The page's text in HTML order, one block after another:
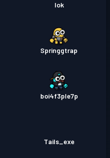
Iok
Springgtrap
boi4f3ple7p
Tails_exe